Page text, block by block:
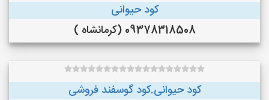
کود حیوانی
09378318508 (کرمانشاه )
کود حیوانی.کود گوسفند فروشی